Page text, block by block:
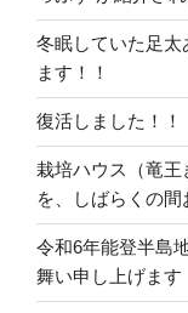
冬眠していた足太
ます！！
復活しました！！
栽培ハウス（竜
を、しばらくの間
令和6年能登半島
舞い申し上げます